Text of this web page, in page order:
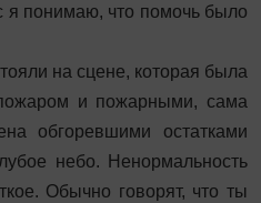
я понимаю, что помочь было
на сцене, которая была
и пожарными, сама
­обгоревшими остатками
небо. Ненормальность
Обычно говорят, что ты